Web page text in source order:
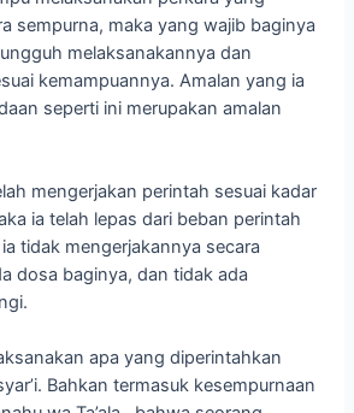
sempurna, maka yang wajib baginya
melaksanakannya dan
kemampuannya. Amalan yang ia
seperti ini merupakan amalan
mengerjakan perintah sesuai kadar
ia telah lepas dari beban perintah
tidak mengerjakannya secara
dosa baginya, dan tidak ada
apa yang diperintahkan
Bahkan termasuk kesempurnaan